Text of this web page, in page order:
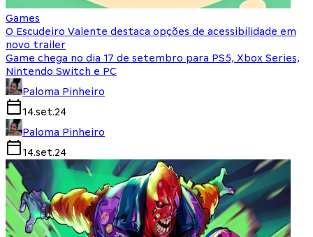
Games
O Escudeiro Valente destaca opções de acessibilidade em
novo trailer
Game chega no dia 17 de setembro para PS5, Xbox Series,
Nintendo Switch e PC
Paloma Pinheiro
14.set.24
Paloma Pinheiro
14.set.24